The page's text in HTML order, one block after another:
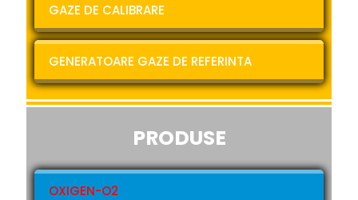
GAZE DE CALIBRARE
GENERATOARE GAZE DE REFERINTA
PRODUSE
OXIGEN-O2